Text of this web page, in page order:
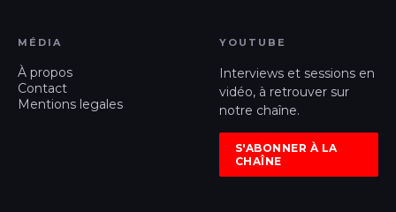
MÉDIA
À propos
Contact
Mentions legales
YOUTUBE
Interviews et sessions en
vidéo, à retrouver sur
notre chaîne.
S'ABONNER À LA
CHAÎNE